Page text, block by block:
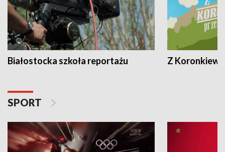
Białostocka szkoła reportażu Z
SPORT